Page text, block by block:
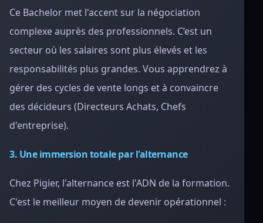
Ce Bachelor met l'accent sur la négociation
complexe auprès des professionnels. C’est un
secteur où les salaires sont plus élevés et les
responsabilités plus grandes. Vous apprendrez à
gérer des cycles de vente longs et à convaincre
des décideurs (Directeurs Achats, Chefs
d'entreprise).
3. Une immersion totale par l'alternance
Chez Pigier, l'alternance est l'ADN de la formation.
C'est le meilleur moyen de devenir opérationnel :